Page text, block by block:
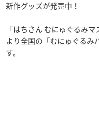
新作グッズが発売中！
「はちさん むにゅぐるみ
より全国の「むにゅぐるみ
す。